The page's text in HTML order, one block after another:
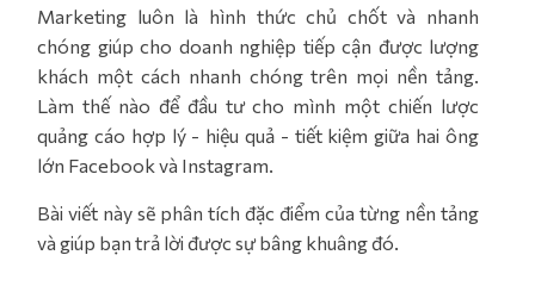
Marketing luôn là hình thức chủ chốt và nhanh
chóng giúp cho doanh nghiệp tiếp cận được lượng
khách một cách nhanh chóng trên mọi nền tảng.
Làm thế nào để đầu tư cho mình một chiến lược
quảng cáo hợp lý - hiệu quả - tiết kiệm giữa hai ông
lớn Facebook và Instagram.
Bài viết này sẽ phân tích đặc điểm của từng nền tảng
và giúp bạn trả lời được sự bâng khuâng đó.